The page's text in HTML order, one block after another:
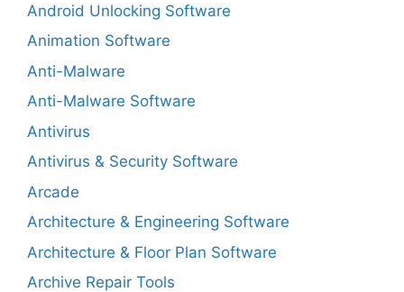
Android Unlocking Software
Animation Software
Anti-Malware
Anti-Malware Software
Antivirus
Antivirus & Security Software
Arcade
Architecture & Engineering Software
Architecture & Floor Plan Software
Archive Repair Tools